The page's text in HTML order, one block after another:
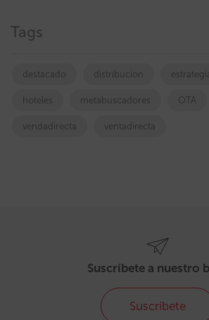
Tags
destacado distribucion
hoteles metabuscadores OTA
vendadirecta ventadirecta
Suscríbete a nuestro
Suscríbete